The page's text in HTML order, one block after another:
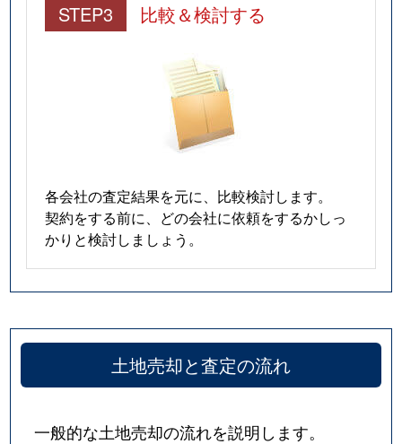
STEP3 比較＆検討する
各会社の査定結果を元に、比較検討します。
契約をする前に、どの会社に依頼をするかしっ
かりと検討しましょう。
土地売却と査定の流れ
一般的な土地売却の流れを説明します。